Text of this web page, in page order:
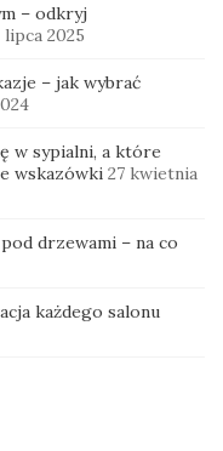
– odkryj
lipca 2025
– jak wybrać
w sypialni, a które
wskazówki 27 kwietnia
drzewami – na co
każdego salonu